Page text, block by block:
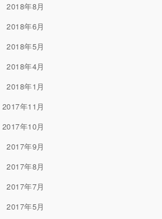
2018年8月
2018年6月
2018年5月
2018年4月
2018年1月
2017年11月
2017年10月
2017年9月
2017年8月
2017年7月
2017年5月